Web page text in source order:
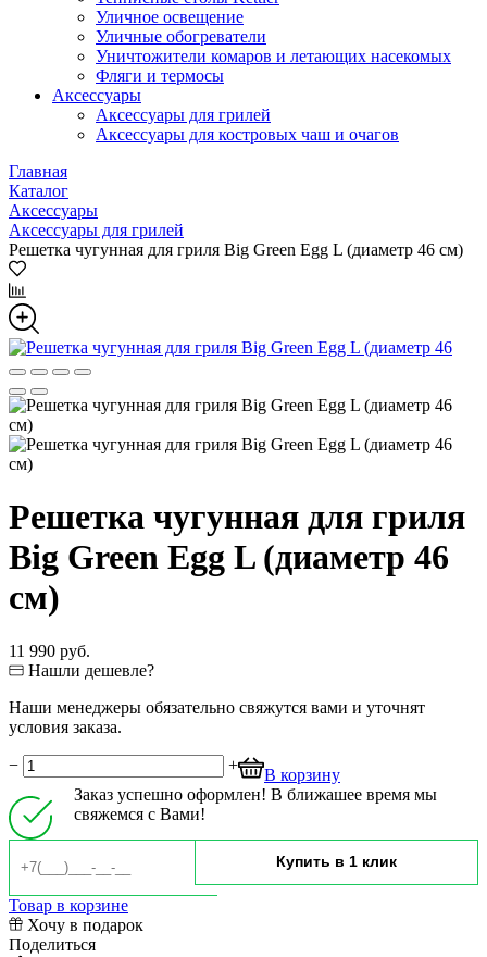
Уличное освещение
Уличные обогреватели
Уничтожители комаров и летающих насекомых
Фляги и термосы
Аксессуары
Аксессуары для грилей
Аксессуары для костровых чаш и очагов
Главная
Каталог
Аксессуары
Аксессуары для грилей
Решетка чугунная для гриля Big Green Egg L (диаметр 46 см)
Решетка чугунная для гриля
Big Green Egg L (диаметр 46
см)
11 990 руб.
Нашли дешевле?
Наши менеджеры обязательно свяжутся вами и уточнят
условия заказа.
− +
В корзину
Заказ успешно оформлен! В ближашее время мы
свяжемся с Вами!
Товар в корзине
Хочу в подарок
Поделиться